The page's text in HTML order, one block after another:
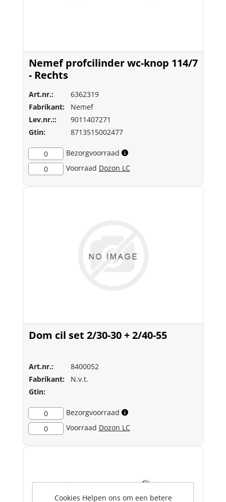
Nemef profcilinder wc-knop 114/7
- Rechts
Art.nr.:
6362319
Fabrikant:
Nemef
Lev.nr.::
9011407271
Gtin:
8713515002477
0
Bezorgvoorraad
0
Voorraad Dozon LC
Dom cil set 2/30-30 + 2/40-55
Art.nr.:
8400052
Fabrikant:
N.v.t.
Gtin:
0
Bezorgvoorraad
0
Voorraad Dozon LC
Cookies Helpen ons om een betere